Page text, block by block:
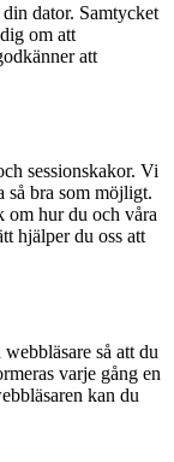
dator. Samtycket
om att
att
sessionskakor. Vi
så bra som möjligt.
om hur du och våra
hjälper du oss att
så att du
varje gång en
kan du